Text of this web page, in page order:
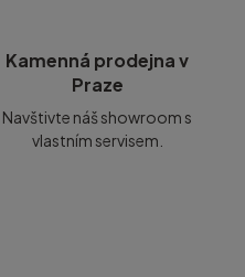
Kamenná prodejna v
Praze
Navštivte náš showroom s
vlastním servisem.